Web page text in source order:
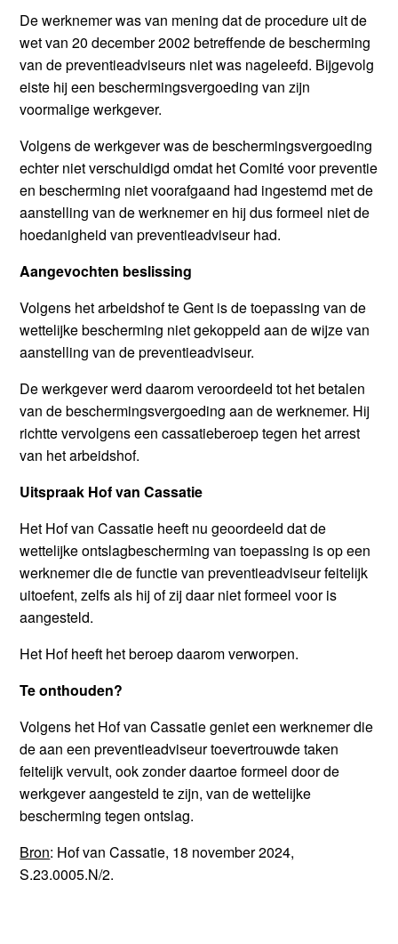
De werknemer was van mening dat de procedure uit de
wet van 20 december 2002 betreffende de bescherming
van de preventieadviseurs niet was nageleefd. Bijgevolg
eiste hij een beschermingsvergoeding van zijn
voormalige werkgever.
Volgens de werkgever was de beschermingsvergoeding
echter niet verschuldigd omdat het Comité voor preventie
en bescherming niet voorafgaand had ingestemd met de
aanstelling van de werknemer en hij dus formeel niet de
hoedanigheid van preventieadviseur had.
Aangevochten beslissing
Volgens het arbeidshof te Gent is de toepassing van de
wettelijke bescherming niet gekoppeld aan de wijze van
aanstelling van de preventieadviseur.
De werkgever werd daarom veroordeeld tot het betalen
van de beschermingsvergoeding aan de werknemer. Hij
richtte vervolgens een cassatieberoep tegen het arrest
van het arbeidshof.
Uitspraak Hof van Cassatie
Het Hof van Cassatie heeft nu geoordeeld dat de
wettelijke ontslagbescherming van toepassing is op een
werknemer die de functie van preventieadviseur feitelijk
uitoefent, zelfs als hij of zij daar niet formeel voor is
aangesteld.
Het Hof heeft het beroep daarom verworpen.
Te onthouden?
Volgens het Hof van Cassatie geniet een werknemer die
de aan een preventieadviseur toevertrouwde taken
feitelijk vervult, ook zonder daartoe formeel door de
werkgever aangesteld te zijn, van de wettelijke
bescherming tegen ontslag.
Bron: Hof van Cassatie, 18 november 2024,
S.23.0005.N/2.